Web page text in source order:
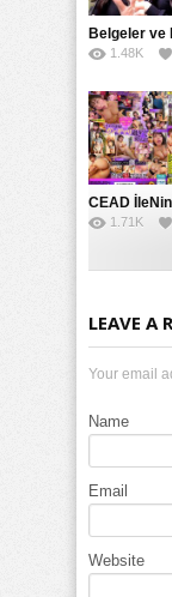
1.48K
1.71K
LEAVE A
Your email
Name
Email
Website